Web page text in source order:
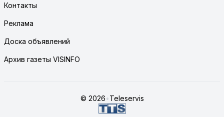
Контакты
Реклама
Доска объявлений
Архив газеты VISINFO
© 2026•Teleservis